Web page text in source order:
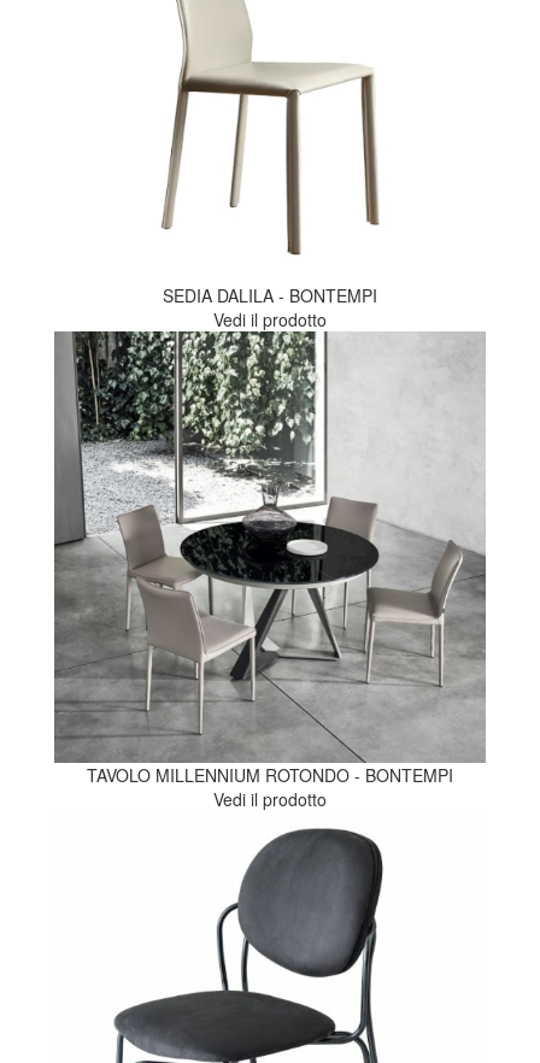
SEDIA DALILA - BONTEMPI
Vedi il prodotto
TAVOLO MILLENNIUM ROTONDO - BONTEMPI
Vedi il prodotto